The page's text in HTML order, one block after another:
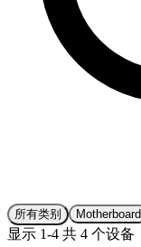
所有类别 Motherboard
显示 1-4 共 4 个设备